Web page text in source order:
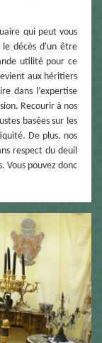
qui peut vous
le décès d'un être
utilité pour ce
aux héritiers
dans l’expertise
Recourir à nos
basées sur les
De plus, nos
respect du deuil
Vous pouvez donc